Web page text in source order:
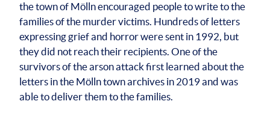
the town of Mölln encouraged people to write to the
families of the murder victims. Hundreds of letters
expressing grief and horror were sent in 1992, but
they did not reach their recipients. One of the
survivors of the arson attack first learned about the
letters in the Mölln town archives in 2019 and was
able to deliver them to the families.